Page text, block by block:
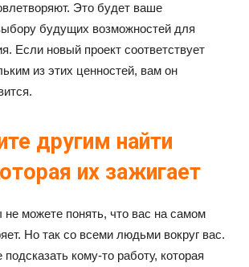
Это будет ваше
будущих возможностей для
Если новый проект соответствует
из этих ценностей, вам он
другим найти
их зажигает
можете понять, что вас на самом
Но так со всеми людьми вокруг вас.
кому-то работу, которая